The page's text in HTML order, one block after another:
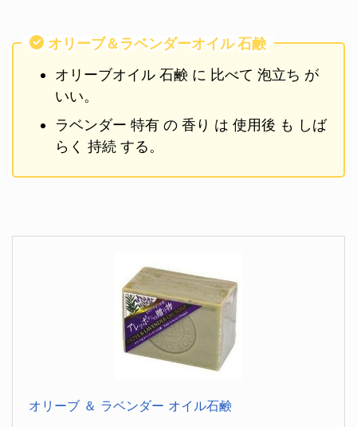
オリーブ＆ラベンダーオイル 石鹸
オリーブオイル 石鹸 に 比べて 泡立ち が
いい。
ラベンダー 特有 の 香り は 使用後 も しば
らく 持続 する。
オリーブ ＆ ラベンダー オイル石鹸